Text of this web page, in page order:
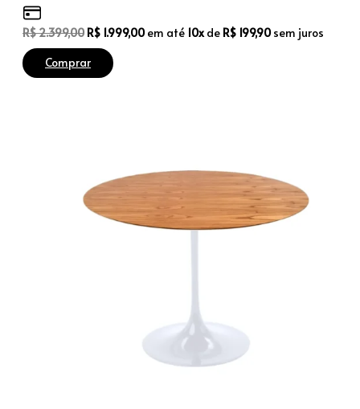
R$2.399,00 O
preço
original
R$ 1.999,00O
em até 10x de R$ 199,90sem juros
Comprar